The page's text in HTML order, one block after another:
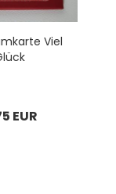
Viel
EUR